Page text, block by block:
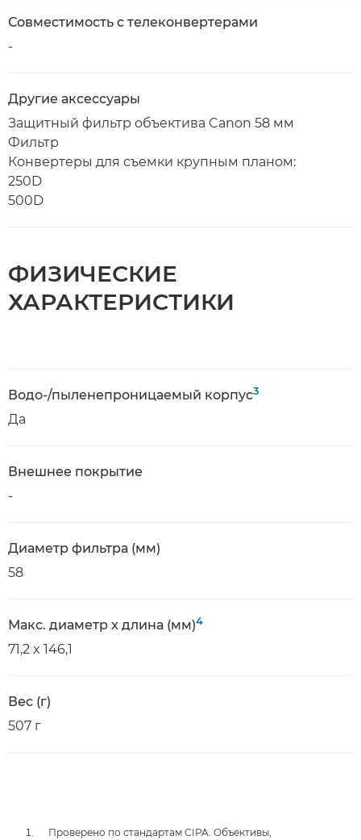
Совместимость с телеконвертерами
-
Другие аксессуары
Защитный фильтр объектива Canon 58 мм
Фильтр
Конвертеры для съемки крупным планом:
250D
500D
ФИЗИЧЕСКИЕ
ХАРАКТЕРИСТИКИ
Водо-/пыленепроницаемый корпус3
Да
Внешнее покрытие
-
Диаметр фильтра (мм)
58
Макс. диаметр x длина (мм)4
71,2 x 146,1
Вес (г)
507 г
Проверено по стандартам CIPA. Объективы,